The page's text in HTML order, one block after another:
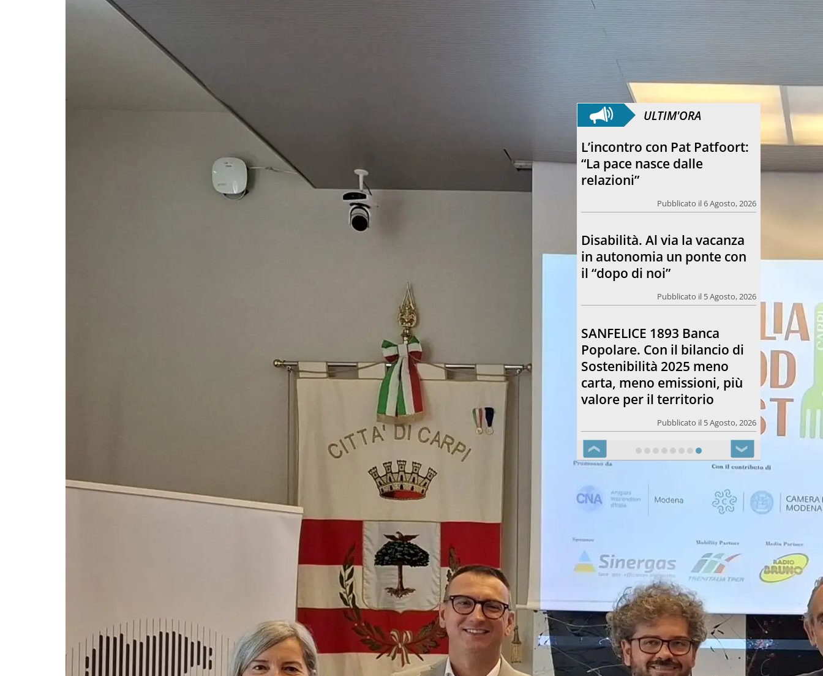
ULTIM'ORA
L’incontro con Pat Patfoort:
“La pace nasce dalle
relazioni”
Pubblicato il 6 Agosto, 2026
Disabilità. Al via la vacanza
in autonomia un ponte con
il “dopo di noi”
Pubblicato il 5 Agosto, 2026
SANFELICE 1893 Banca
Popolare. Con il bilancio di
Sostenibilità 2025 meno
carta, meno emissioni, più
valore per il territorio
Pubblicato il 5 Agosto, 2026
❮ ❯
Notizie Carpi